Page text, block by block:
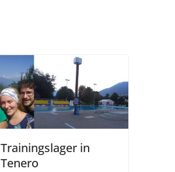
Trainingslager in
Tenero